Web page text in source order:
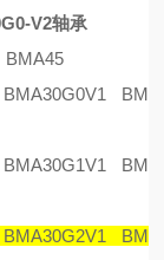
V2轴承
BM
BM
BM